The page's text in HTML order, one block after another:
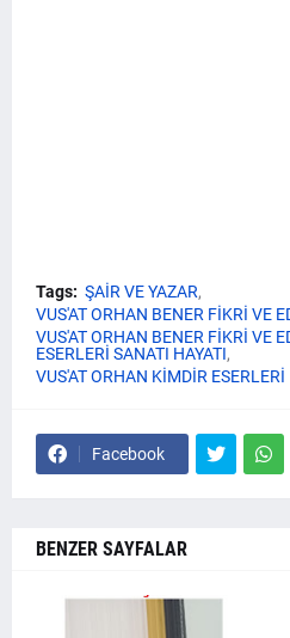
Tags: ŞAİR VE YAZAR
VUS'AT ORHAN BENER FİKRİ VE
VUS'AT ORHAN BENER FİKRİ VE
ESERLERİ SANATI HAYATI
VUS'AT ORHAN KİMDİR ESERLERİ
Facebook
BENZER SAYFALAR